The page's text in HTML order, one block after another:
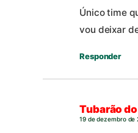
Único time
vou deixar
Responder
Tubarão
19 de dezembro de